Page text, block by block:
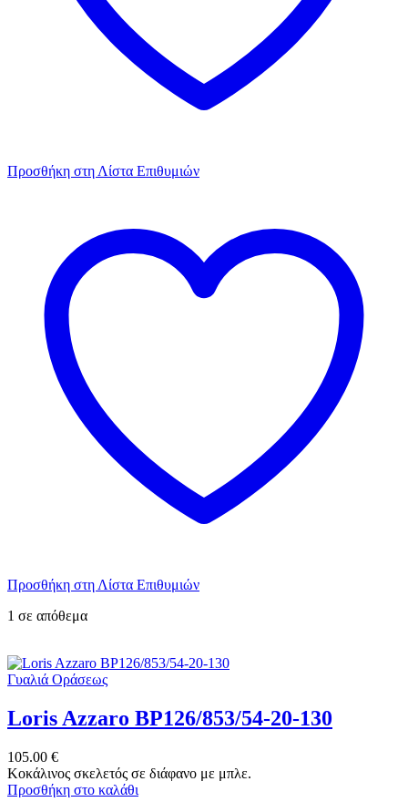
Προσθήκη στη Λίστα Επιθυμιών
Προσθήκη στη Λίστα Επιθυμιών
1 σε απόθεμα
Γυαλιά Οράσεως
Loris Azzaro BP126/853/54-20-130
105.00 €
Κοκάλινος σκελετός σε διάφανο με μπλε.
Προσθήκη στο καλάθι